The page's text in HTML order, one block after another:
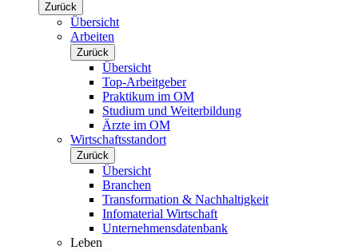
Zurück
Übersicht
Arbeiten
Zurück
Übersicht
Top-Arbeitgeber
Praktikum im OM
Studium und Weiterbildung
Ärzte im OM
Wirtschaftsstandort
Zurück
Übersicht
Branchen
Transformation & Nachhaltigkeit
Infomaterial Wirtschaft
Unternehmensdatenbank
Leben